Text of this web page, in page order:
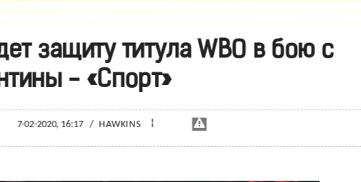
защиту титула WBO в бою с
- «Спорт»
7-02-2020, 16:17 / HAWKINS ¦